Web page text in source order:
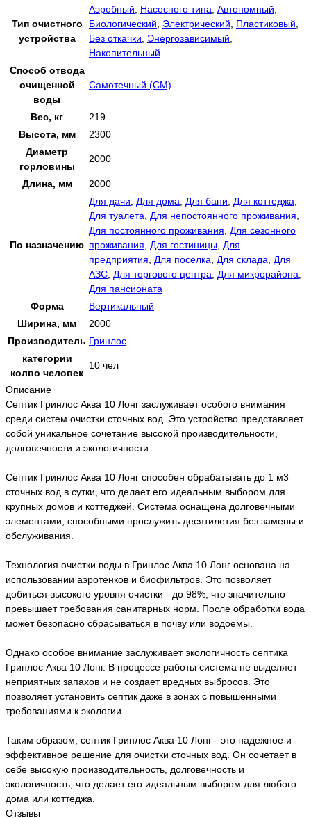
Тип очистного
устройства
Аэробный Насосного типа Автономный
Биологический
Электрический Пластиковый
Без откачки
Энергозависимый
Накопительный
Способ отвода
очищенной
воды
Самотечный (СМ)
Вес, кг
219
Высота, мм
2300
Диаметр
горловины
2000
Длина, мм 2000
По назначению
Для дачи Для дома Для бани Для коттеджа
Для туалета
Для непостоянного проживания
Для постоянного проживания
Для сезонного
проживания
Для гостиницы Для
предприятия
Для поселка Для склада
Для
АЗС Для торгового центра Для микрорайона
Для пансионата
Форма
Вертикальный
Ширина, мм
2000
Производитель Гринлос
категории
колво человек
10 чел
Описание
Септик Гринлос Аква 10 Лонг заслуживает особого внимания
среди систем очистки сточных вод. Это устройство представляет
собой уникальное сочетание высокой производительности,
долговечности и экологичности.
Септик Гринлос Аква 10 Лонг способен обрабатывать до 1 м3
сточных вод в сутки, что делает его идеальным выбором для
крупных домов и коттеджей. Система оснащена долговечными
элементами, способными прослужить десятилетия без замены и
обслуживания.
Технология очистки воды в Гринлос Аква 10 Лонг основана на
использовании аэротенков и биофильтров. Это позволяет
добиться высокого уровня очистки - до 98%, что значительно
превышает требования санитарных норм. После обработки вода
может безопасно сбрасываться в почву или водоемы.
Однако особое внимание заслуживает экологичность септика
Гринлос Аква 10 Лонг. В процессе работы система не выделяет
неприятных запахов и не создает вредных выбросов. Это
позволяет установить септик даже в зонах с повышенными
требованиями к экологии.
Таким образом, септик Гринлос Аква 10 Лонг - это надежное и
эффективное решение для очистки сточных вод. Он сочетает в
себе высокую производительность, долговечность и
экологичность, что делает его идеальным выбором для любого
дома или коттеджа.
Отзывы